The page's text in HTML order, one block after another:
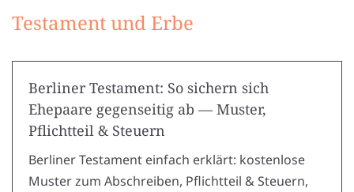
Testament und Erbe
Berliner Testament: So sichern sich
Ehepaare gegenseitig ab — Muster,
Pflichtteil & Steuern
Berliner Testament einfach erklärt: kostenlose
Muster zum Abschreiben, Pflichtteil & Steuern,